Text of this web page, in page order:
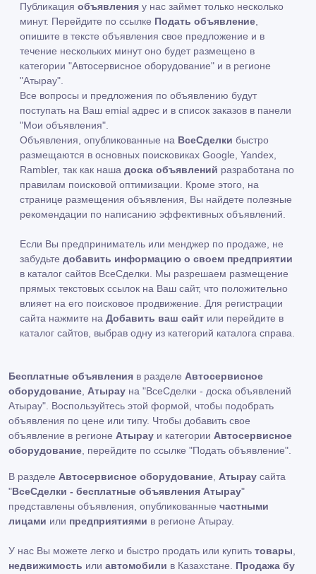
Публикация объявления у нас займет только несколько
минут. Перейдите по ссылке Подать объявление
опишите в тексте объявления свое предложение и в
течение нескольких минут оно будет размещено в
категории "Автосервисное оборудование" и в регионе
"Атырау".
Все вопросы и предложения по объявлению будут
поступать на Ваш emial адрес и в список заказов в панели
"Мои объявления".
Объявления, опубликованные на ВсеСделки быстро
размещаются в основных поисковиках Google, Yandex,
Rambler, так как наша доска объявлений разработана по
правилам поисковой оптимизации. Кроме этого, на
странице размещения объявления, Вы найдете полезные
рекомендации по написанию эффективных объявлений.
Если Вы предприниматель или менджер по продаже, не
забудьте добавить информацию о своем предприятии
в каталог сайтов ВсеСделки. Мы разрешаем размещение
прямых текстовых ссылок на Ваш сайт, что положительно
влияет на его поисковое продвижение. Для регистрации
сайта нажмите на Добавить ваш сайт или перейдите в
каталог сайтов, выбрав одну из категорий каталога справа.
Бесплатные объявления в разделе Автосервисное
оборудование Атырау на "ВсеСделки - доска объявлений
Атырау". Воспользуйтесь этой формой, чтобы подобрать
объявления по цене или типу. Чтобы добавить свое
объявление в регионе Атырау и категории Автосервисное
оборудование , перейдите по ссылке "Подать объявление"
В разделе Автосервисное оборудование Атырау сайта
"ВсеСделки - бесплатные объявления Атырау"
представлены объявления, опубликованные частными
лицами или предприятиями в регионе Атырау.
У нас Вы можете легко и быстро продать или купить товары
недвижимость или автомобили в Казахстане. Продажа бу